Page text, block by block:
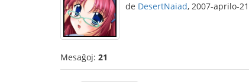
de DesertNaiad, 2007-aprilo-21
Mesaĝoj: 21